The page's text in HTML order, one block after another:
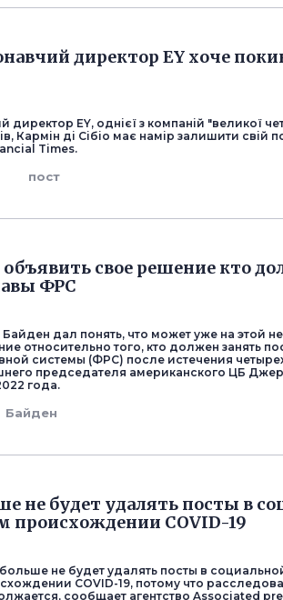
директор EY хоче
директор EY, однієї з компаній "великої
Кармін ді Сібіо має намір залишити свій
Times.
пост
свое решение кто
ФРС
дал понять, что может уже на этой
относительно того, кто должен занять
системы (ФРС) после истечения
председателя американского ЦБ
года.
Байден
не будет удалять посты в
происхождении COVID-19
не будет удалять посты в
COVID-19, потому что
сообщает агентство Associated